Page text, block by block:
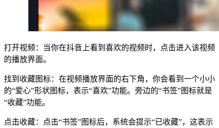
打开视频：当你在抖音上看到喜欢的视频时，点击进入该视频
的播放界面。
找到收藏图标：在视频播放界面的右下角，你会看到一个小小
的“爱心”形状图标，表示“喜欢”功能。旁边的“书签”图标就是
“收藏”功能。
点击收藏：点击“书签”图标后，系统会提示“已收藏”，这表示